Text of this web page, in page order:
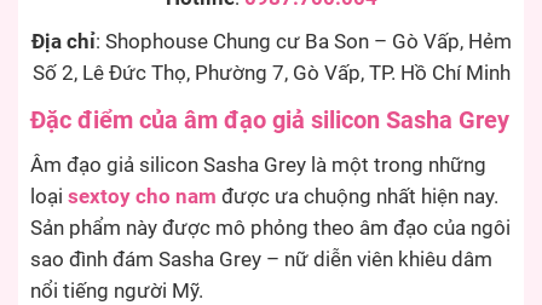
Địa chỉ: Shophouse Chung cư Ba Son – Gò Vấp, Hẻm
Số 2, Lê Đức Thọ, Phường 7, Gò Vấp, TP. Hồ Chí Minh
Đặc điểm của âm đạo giả silicon Sasha Grey
Âm đạo giả silicon Sasha Grey là một trong những
loại sextoy cho nam được ưa chuộng nhất hiện nay.
Sản phẩm này được mô phỏng theo âm đạo của ngôi
sao đình đám Sasha Grey – nữ diễn viên khiêu dâm
nổi tiếng người Mỹ.